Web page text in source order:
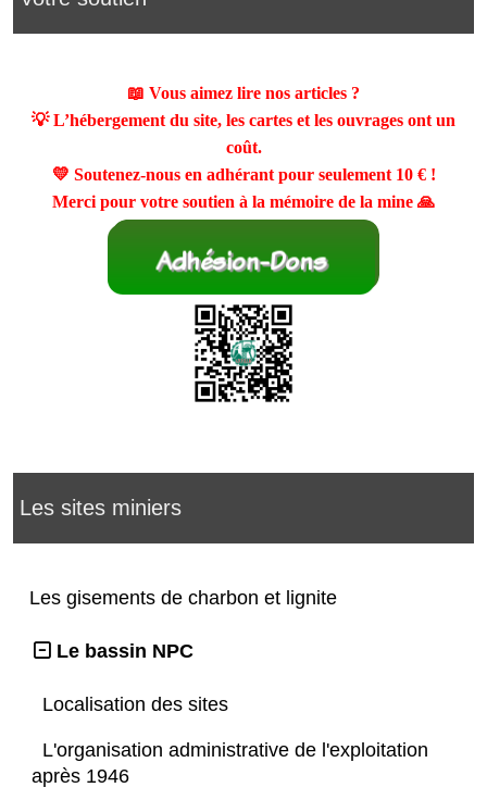
📖 Vous aimez lire nos articles ?
💡 L’hébergement du site, les cartes et les ouvrages ont un
coût.
💛 Soutenez-nous en adhérant pour seulement 10 €!
Merci pour votre soutien à la mémoire de la mine 🙏
Les sites miniers
Les gisements de charbon et lignite
Le bassin NPC
Localisation des sites
L'organisation administrative de l'exploitation
après 1946